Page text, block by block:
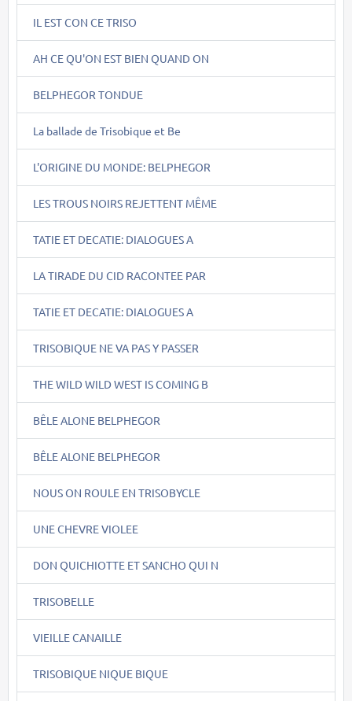
IL EST CON CE TRISO
AH CE QU'ON EST BIEN QUAND ON
BELPHEGOR TONDUE
La ballade de Trisobique et Be
L'ORIGINE DU MONDE: BELPHEGOR
LES TROUS NOIRS REJETTENT MÊME
TATIE ET DECATIE: DIALOGUES A
LA TIRADE DU CID RACONTEE PAR
TATIE ET DECATIE: DIALOGUES A
TRISOBIQUE NE VA PAS Y PASSER
THE WILD WILD WEST IS COMING B
BÊLE ALONE BELPHEGOR
BÊLE ALONE BELPHEGOR
NOUS ON ROULE EN TRISOBYCLE
UNE CHEVRE VIOLEE
DON QUICHIOTTE ET SANCHO QUI N
TRISOBELLE
VIEILLE CANAILLE
TRISOBIQUE NIQUE BIQUE